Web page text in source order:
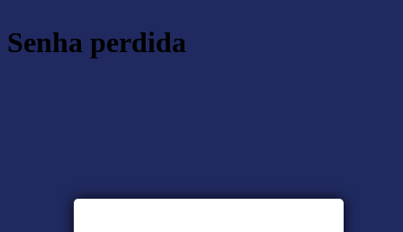
Senha perdida